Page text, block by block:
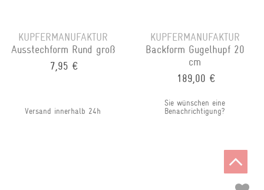
KUPFERMANUFAKTUR
Ausstechform Rund groß
7,95 €
Versand innerhalb 24h
KUPFERMANUFAKTUR
Backform Gugelhupf 20
cm
189,00 €
Sie wünschen eine
Benachrichtigung?